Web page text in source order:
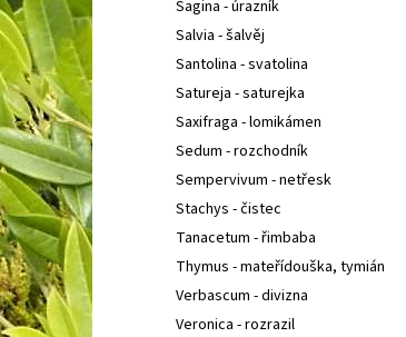
Sagina - úrazník
Salvia - šalvěj
Santolina - svatolina
Satureja - saturejka
Saxifraga - lomikámen
Sedum - rozchodník
Sempervivum - netřesk
Stachys - čistec
Tanacetum - řimbaba
Thymus - mateřídouška, tymián
Verbascum - divizna
Veronica - rozrazil